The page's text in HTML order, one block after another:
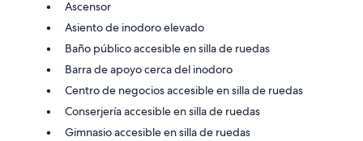
Ascensor
Asiento de inodoro elevado
Baño público accesible en silla de ruedas
Barra de apoyo cerca del inodoro
Centro de negocios accesible en silla de ruedas
Conserjería accesible en silla de ruedas
Gimnasio accesible en silla de ruedas